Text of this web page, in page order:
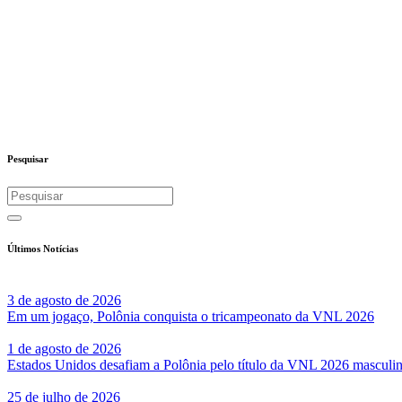
Pesquisar
Últimos Notícias
3 de agosto de 2026
Em um jogaço, Polônia conquista o tricampeonato da VNL 2026
1 de agosto de 2026
Estados Unidos desafiam a Polônia pelo título da VNL 2026
25 de julho de 2026